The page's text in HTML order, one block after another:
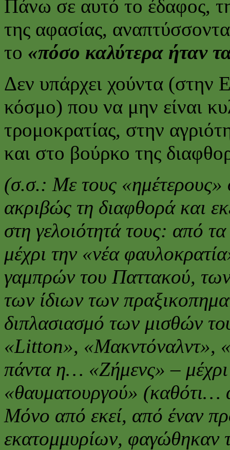
Πάνω σε αυτό το έδαφος,
της αφασίας,
το «πόσο καλύτερα ήταν
Δεν υπάρχει χούντα (στην
κόσμο) που να μην είναι
τρομοκρατίας, στην
και στο βούρκο της
(σ.σ.: Με τους «ημέτερους»
ακριβώς τη διαφθορά και
στη γελοιότητά τους: από
μέχρι την «νέα
γαμπρών του Παττακού,
των ίδιων των
διπλασιασμό των μισθών
«Litton», «Μακντόναλντ»,
πάντα η… «Ζήμενς» – μέχρι
«θαυματουργού»
Μόνο από εκεί, από έναν
εκατομμυρίων,